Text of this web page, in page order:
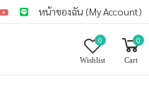
หน้าของฉัน (My Account)
0
Wishlist
0
Cart